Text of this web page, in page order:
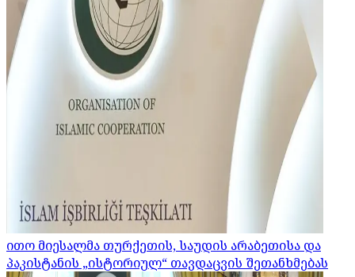
ითო მიესალმა თურქეთის, საუდის არაბეთისა და
პაკისტანის „ისტორიულ“ თავდაცვის შეთანხმებას